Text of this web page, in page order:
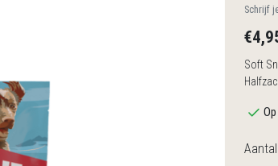
Schrijf
Soft
Aantal